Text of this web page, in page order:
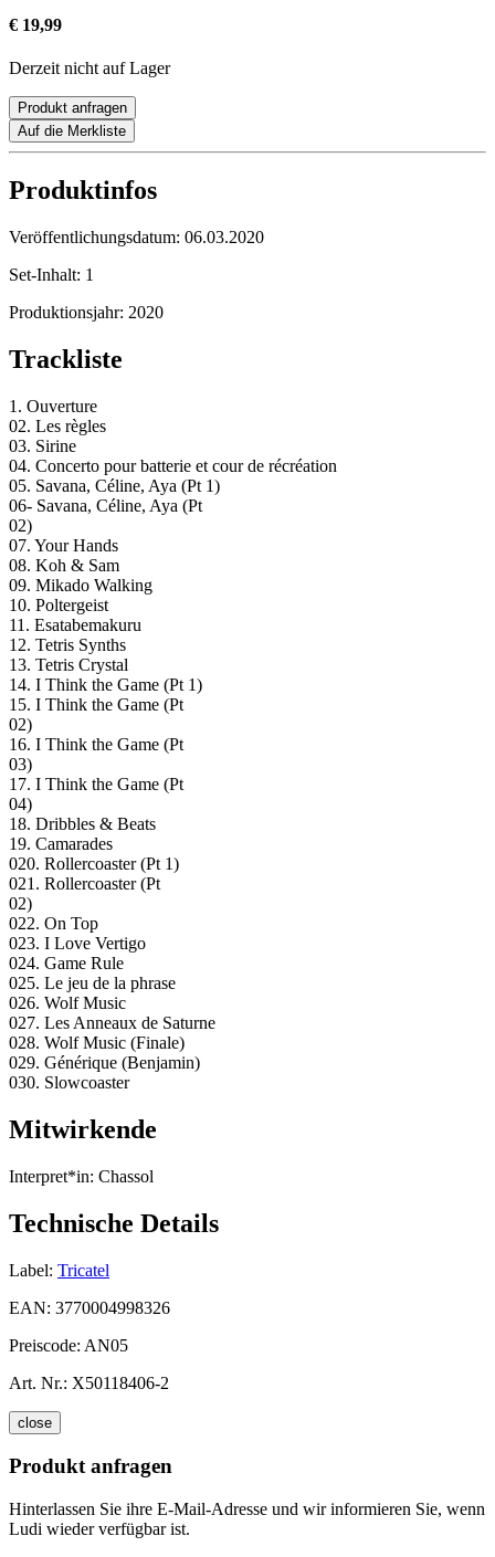
€ 19,99
Derzeit nicht auf Lager
Produkt anfragen
Auf die Merkliste
Produktinfos
Veröffentlichungsdatum: 06.03.2020
Set-Inhalt: 1
Produktionsjahr: 2020
Trackliste
1. Ouverture
02. Les règles
03. Sirine
04. Concerto pour batterie et cour de récréation
05. Savana, Céline, Aya (Pt 1)
06- Savana, Céline, Aya (Pt
02)
07. Your Hands
08. Koh & Sam
09. Mikado Walking
10. Poltergeist
11. Esatabemakuru
12. Tetris Synths
13. Tetris Crystal
14. I Think the Game (Pt 1)
15. I Think the Game (Pt
02)
16. I Think the Game (Pt
03)
17. I Think the Game (Pt
04)
18. Dribbles & Beats
19. Camarades
020. Rollercoaster (Pt 1)
021. Rollercoaster (Pt
02)
022. On Top
023. I Love Vertigo
024. Game Rule
025. Le jeu de la phrase
026. Wolf Music
027. Les Anneaux de Saturne
028. Wolf Music (Finale)
029. Générique (Benjamin)
030. Slowcoaster
Mitwirkende
Interpret*in: Chassol
Technische Details
Label: Tricatel
EAN: 3770004998326
Preiscode: AN05
Art. Nr.: X50118406-2
close
Produkt anfragen
Hinterlassen Sie ihre E-Mail-Adresse und wir informieren Sie, wenn
Ludi wieder verfügbar ist.